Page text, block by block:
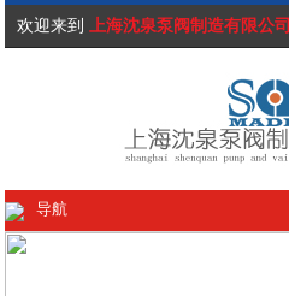
欢迎来到 上海沈泉泵阀制造有限公司
导航